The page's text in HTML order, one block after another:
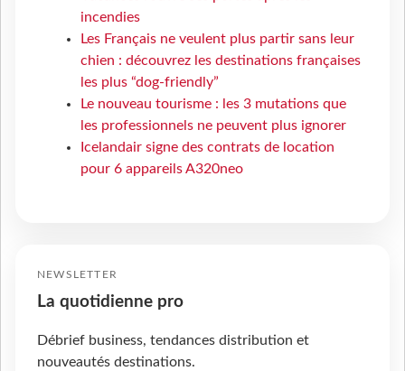
incendies
Les Français ne veulent plus partir sans leur
chien : découvrez les destinations françaises
les plus “dog-friendly”
Le nouveau tourisme : les 3 mutations que
les professionnels ne peuvent plus ignorer
Icelandair signe des contrats de location
pour 6 appareils A320neo
NEWSLETTER
La quotidienne pro
Débrief business, tendances distribution et
nouveautés destinations.